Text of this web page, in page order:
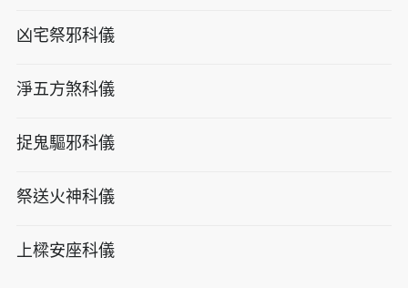
凶宅祭邪科儀
淨五方煞科儀
捉鬼驅邪科儀
祭送火神科儀
上樑安座科儀